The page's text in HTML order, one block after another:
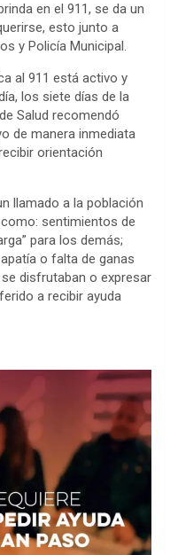
en el 911, se da un
esto junto a
y Policía Municipal.
al 911 está activo y
los siete días de la
Salud recomendó
de manera inmediata
orientación
llamado a la población
sentimientos de
para los demás;
o falta de ganas
disfrutaban o expresar
a recibir ayuda